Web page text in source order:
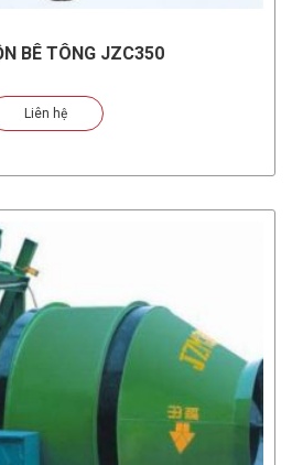
BÊ TÔNG JZC350
Liên hệ